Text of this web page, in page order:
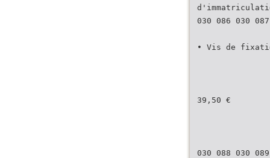
030 086 030
• Vis de
39,50 €
030 088 030 089